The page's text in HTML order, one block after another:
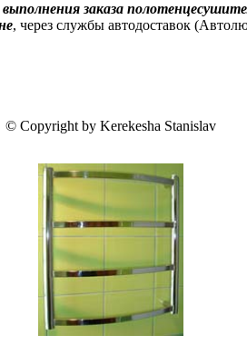
выполнения заказа
, через службы автодоставок
© Copyright by Kerekesha Stanislav